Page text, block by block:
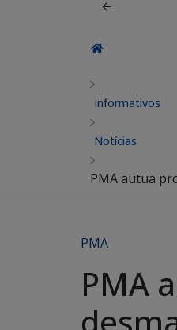
Informativos
Notícias
PMA autua
PMA
PMA